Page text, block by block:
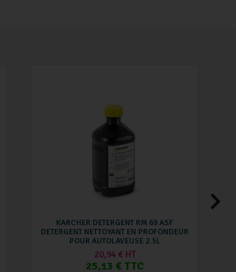
KARCHER DETERGENT RM 69 ASF
DETERGENT NETTOYANT EN PROFONDEUR
POUR AUTOLAVEUSE 2.5L
20,94 € HT
25,13 € TTC